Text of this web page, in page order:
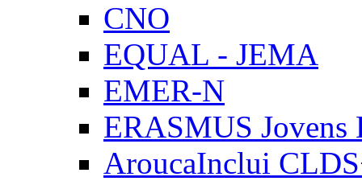
CNO
EQUAL - JEMA
EMER-N
ERASMUS Jovens
AroucaInclui